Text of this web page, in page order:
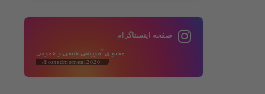
صفحه اینستاگرام
محتوای آموزشی شیمی و عمومی
@ostadmomeni2020